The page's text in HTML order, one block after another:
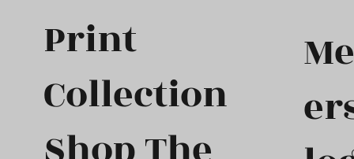
Print
Collection